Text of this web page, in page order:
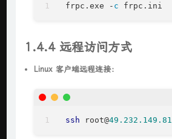
frpc.exe - c frpc.ini
1.4.4 远程访问方式
Linux 客户端远程连接：
ssh root@49.232.149.81